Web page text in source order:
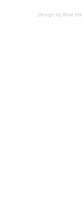
Design by Blue-Ink